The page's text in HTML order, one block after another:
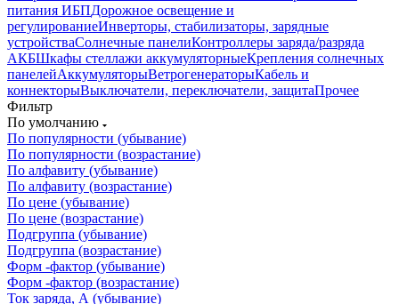
питания ИБПДорожное освещение и
регулированиеИнверторы, стабилизаторы, зарядные
устройстваСолнечные панелиКонтроллеры заряда/разряда
АКБШкафы стеллажи аккумуляторныеКрепления солнечных
панелейАккумуляторыВетрогенераторыКабель и
коннекторыВыключатели, переключатели, защитаПрочее
Фильтр
По умолчанию
По популярности (убывание)
По популярности (возрастание)
По алфавиту (убывание)
По алфавиту (возрастание)
По цене (убывание)
По цене (возрастание)
Подгруппа (убывание)
Подгруппа (возрастание)
Форм -фактор (убывание)
Форм -фактор (возрастание)
Ток заряда, А (убывание)